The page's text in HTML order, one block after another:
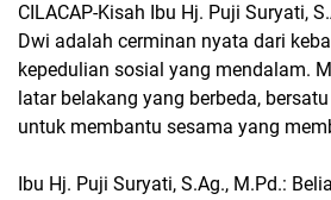
CILACAP-Kisah Ibu Hj. Puji Suryati,
Dwi adalah cerminan nyata dari
kepedulian sosial yang mendalam.
latar belakang yang berbeda,
untuk membantu sesama yang
Ibu Hj. Puji Suryati, S.Ag., M.Pd.: